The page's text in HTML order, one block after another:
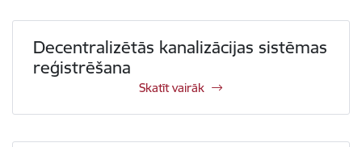
Decentralizētās kanalizācijas sistēmas
reģistrēšana
Skatīt vairāk